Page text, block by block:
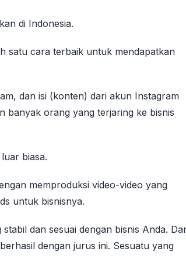
di Indonesia.
satu cara terbaik untuk mendapatkan
dan isi (konten) dari akun Instagram
banyak orang yang terjaring ke bisnis
biasa.
memproduksi video-video yang
untuk bisnisnya.
dan sesuai dengan bisnis Anda.
dengan jurus ini. Sesuatu yang